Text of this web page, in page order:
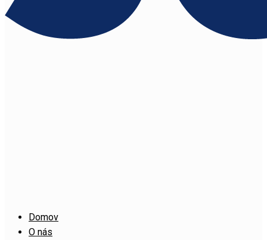
Domov
O nás